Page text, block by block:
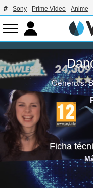
Sony Prime Video Anime
Género/s:
Ficha